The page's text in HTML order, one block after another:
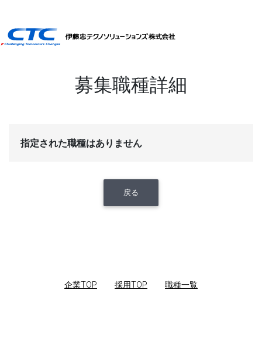
募集職種詳細
指定された職種はありません
戻る
企業TOP 採用TOP 職種一覧